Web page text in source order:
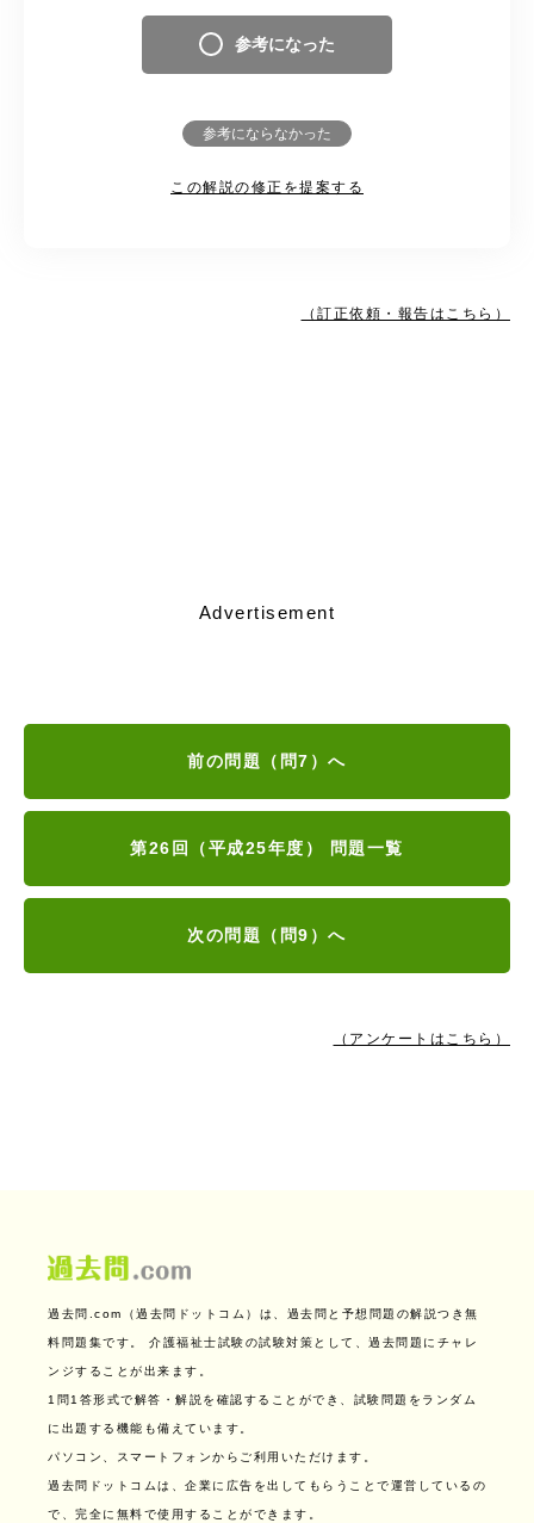
参考になった
参考にならなかった
この解説の修正を提案する
（訂正依頼・報告はこちら）
Advertisement
前の問題（問7）へ
第26回（平成25年度） 問題一覧
次の問題（問9）へ
（アンケートはこちら）
過去問.com（過去問ドットコム）は、過去問と予想問題の解説つき無
料問題集です。 介護福祉士試験の試験対策として、過去問題にチャレ
ンジすることが出来ます。
1問1答形式で解答・解説を確認することができ、試験問題をランダム
に出題する機能も備えています。
パソコン、スマートフォンからご利用いただけます。
過去問ドットコムは、企業に広告を出してもらうことで運営しているの
で、完全に無料で使用することができます。